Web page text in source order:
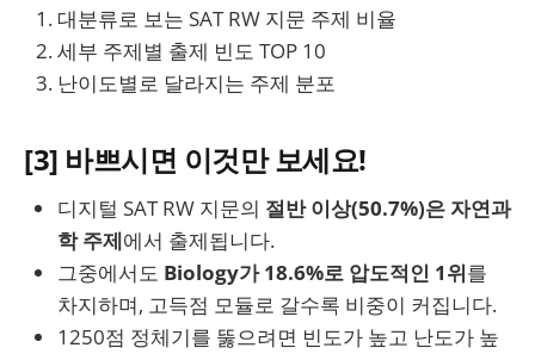
대분류로 보는 SAT RW 지문 주제 비율
세부 주제별 출제 빈도 TOP 10
난이도별로 달라지는 주제 분포
[3] 바쁘시면 이것만 보세요!
디지털 SAT RW 지문의 절반 이상(50.7%)은 자연과
학 주제에서 출제됩니다.
그중에서도 Biology가 18.6%로 압도적인 1위를
차지하며, 고득점 모듈로 갈수록 비중이 커집니다.
1250점 정체기를 뚫으려면 빈도가 높고 난도가 높